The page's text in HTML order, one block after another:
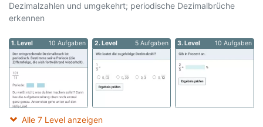
Dezimalzahlen und umgekehrt; periodische Dezimalbrüche
erkennen
1. Level 10 Aufgaben 2. Level 5 Aufgaben 3. Level 10 Aufgaben
Alle 7 Level anzeigen